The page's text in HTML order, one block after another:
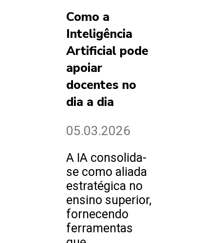
Como a
Inteligência
Artificial pode
apoiar
docentes no
dia a dia
05.03.2026
A IA consolida-
se como aliada
estratégica no
ensino superior,
fornecendo
ferramentas